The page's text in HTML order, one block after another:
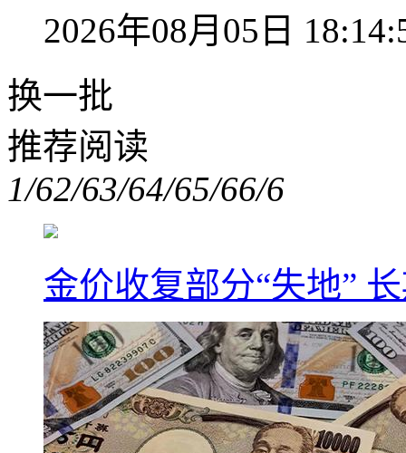
2026年08月05日
换一批
推荐阅读
1/62/63/64/65/66/6
金价收复部分“失地”